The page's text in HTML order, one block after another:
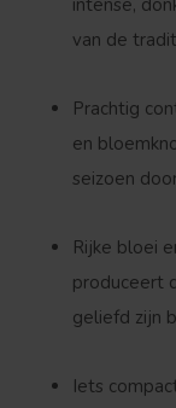
intense,
van de
Prachtig
en
seizoen
Rijke bloei
produceert
geliefd zijn
Iets